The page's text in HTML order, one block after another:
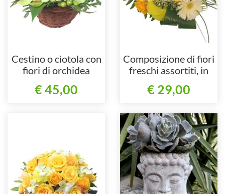
Cestino o ciotola con
fiori di orchidea
€ 45,00
Composizione di fiori
freschi assortiti, in
rose.
€ 29,00